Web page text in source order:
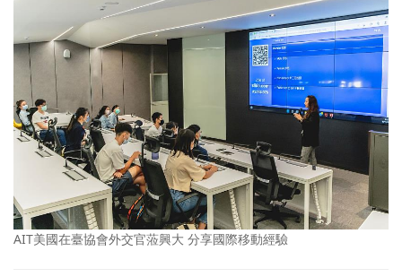
AIT美國在臺協會外交官蒞興大 分享國際移動經驗